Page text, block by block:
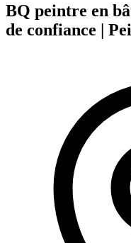
BQ peintre en
de confiance |